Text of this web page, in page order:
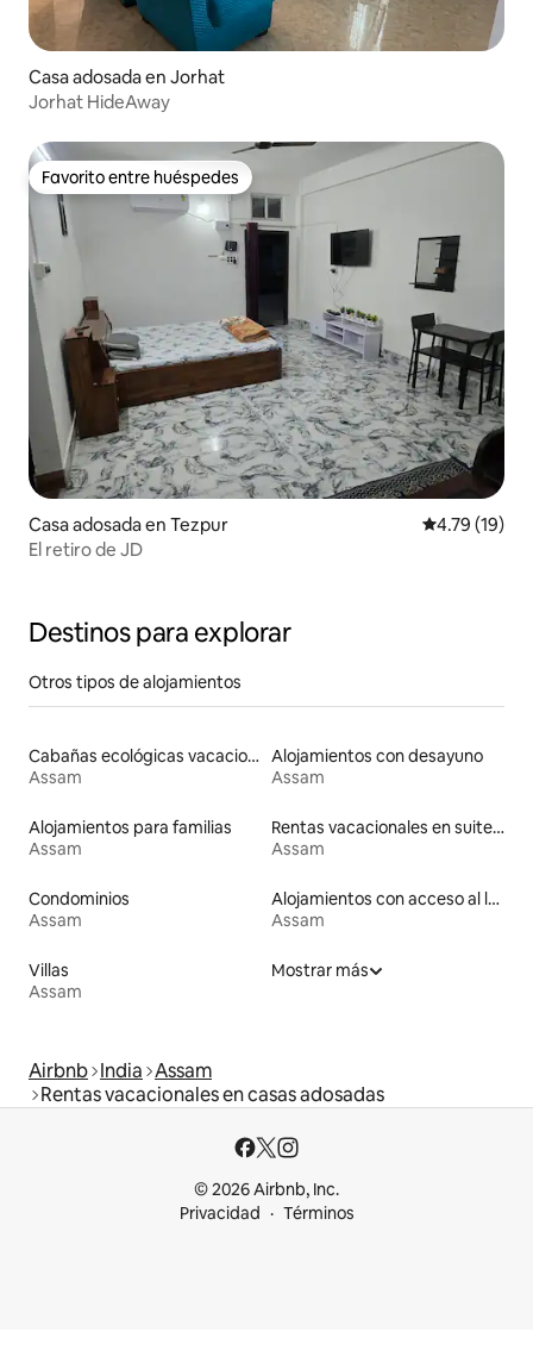
Casa adosada en Jorhat
Jorhat HideAway
Favorito entre huéspedes
Favorito entre huéspedes
Casa adosada en Tezpur Calificación
4.79 (19)
El retiro de JD
Destinos para explorar
Otros tipos de alojamientos
Cabañas ecológicas vacacionales
Assam
Alojamientos con desayuno
Assam
Alojamientos para familias
Assam
Rentas vacacionales en suites privadas
Assam
Condominios
Assam
Alojamientos con acceso al lago
Assam
Villas
Assam
Mostrar más
Airbnb India Assam
Rentas vacacionales en casas adosadas
© 2026 Airbnb, Inc.
Privacidad
Términos